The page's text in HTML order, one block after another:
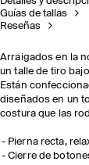
Guías de tallas
Reseñas
Arraigados en la
un talle de tiro
Están
diseñados en un
costura que las
Pierna recta,
Cierre de